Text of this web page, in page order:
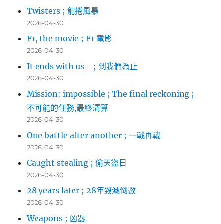
Twisters ; 龍捲風暴
2026-04-30
F1, the movie ; F1 電影
2026-04-30
It ends with us = ; 到我們為止
2026-04-30
Mission: impossible ; The final reckoning ;
不可能的任務,最終清算
2026-04-30
One battle after another ; 一戰再戰
2026-04-30
Caught stealing ; 偷天盜日
2026-04-30
28 years later ; 28年毀滅倒數
2026-04-30
Weapons ; 凶器